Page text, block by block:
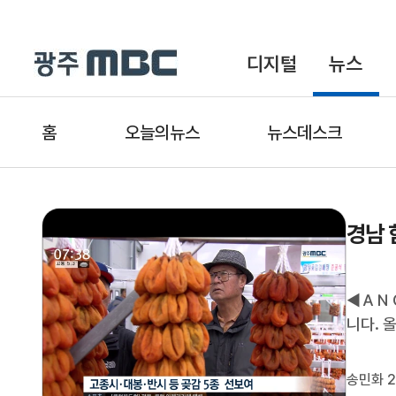
디지털 뉴스
홈 오늘의뉴스 뉴스데스크
경남
◀ＡＮ
니다.
송민화